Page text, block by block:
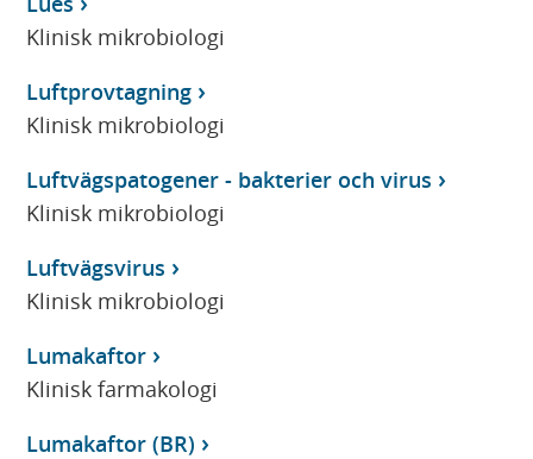
Klinisk mikrobiologi
Luftprovtagning
Klinisk mikrobiologi
Luftvägspatogener - bakterier och virus
Klinisk mikrobiologi
Luftvägsvirus
Klinisk mikrobiologi
Lumakaftor
Klinisk farmakologi
Lumakaftor (BR)